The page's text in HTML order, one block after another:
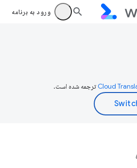
ورود به برنامه
ترجمه شده است.